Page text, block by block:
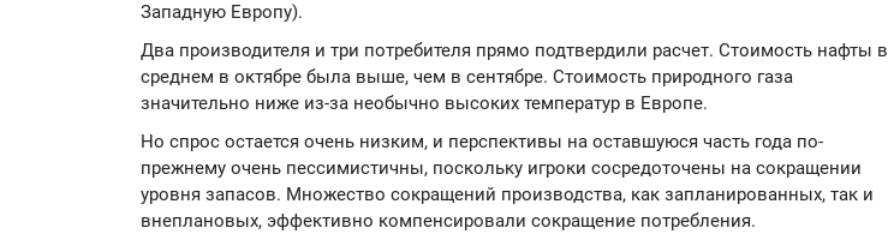
Западную Европу).
Два производителя и три потребителя прямо подтвердили расчет. Стоимость нафты в
среднем в октябре была выше, чем в сентябре. Стоимость природного газа
значительно ниже из-за необычно высоких температур в Европе.
Но спрос остается очень низким, и перспективы на оставшуюся часть года по-
прежнему очень пессимистичны, поскольку игроки сосредоточены на сокращении
уровня запасов. Множество сокращений производства, как запланированных, так и
внеплановых, эффективно компенсировали сокращение потребления.